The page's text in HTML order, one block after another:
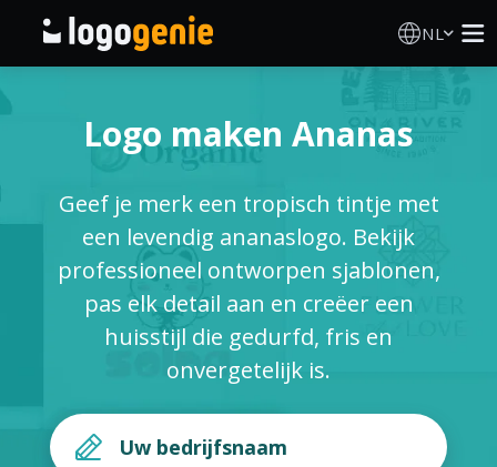
NL
AI logogenerator
Logo-ideeën
Gedrukte producten
Logo maken Ananas
Geef je merk een tropisch tintje met
een levendig ananaslogo. Bekijk
professioneel ontworpen sjablonen,
pas elk detail aan en creëer een
huisstijl die gedurfd, fris en
onvergetelijk is.